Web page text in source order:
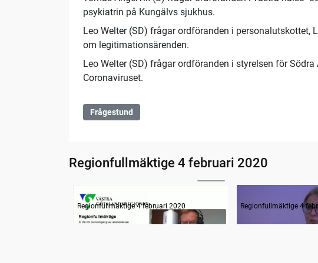
psykiatrin på Kungälvs sjukhus.
Leo Welter (SD) frågar ordföranden i
om legitimationsärenden.
Leo Welter (SD) frågar ordföranden i styrelsen för
Coronaviruset.
Frågestund
Regionfullmäktige 4 februari 2020
Information
Regionfullmäktige 4 februari 2020
Inledande
Regionfullmäktige 4